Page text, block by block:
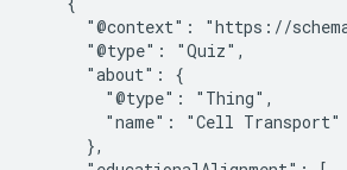
"@context": "https://
      "@type": "Quiz",
      "about": {
        "@type": "Thing",
        "name": "Cell Transport"
      },